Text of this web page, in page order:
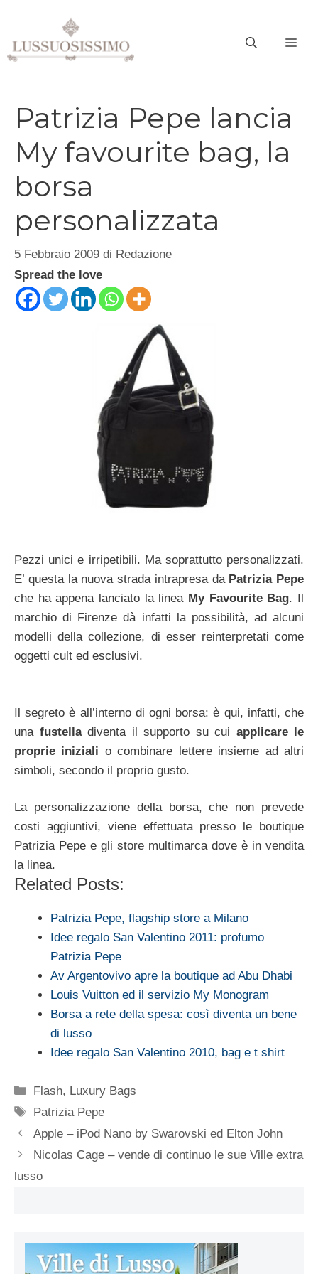
contenuto
Patrizia Pepe lancia
My favourite bag, la
borsa
personalizzata
5 Febbraio 2009 di Redazione
Spread the love
Pezzi unici e irripetibili. Ma soprattutto personalizzati.
E’ questa la nuova strada intrapresa da Patrizia Pepe
che ha appena lanciato la linea My Favourite Bag. Il
marchio di Firenze dà infatti la possibilità, ad alcuni
modelli della collezione, di esser reinterpretati come
oggetti cult ed esclusivi.
Il segreto è all’interno di ogni borsa: è qui, infatti, che
una fustelladiventa il supporto su cui applicare le
proprie iniziali o combinare lettere insieme ad altri
simboli, secondo il proprio gusto.
La personalizzazione della borsa, che non prevede
costi aggiuntivi, viene effettuata presso le boutique
Patrizia Pepe e gli store multimarca dove è in vendita
la linea.
Related Posts:
Patrizia Pepe, flagship store a Milano
Idee regalo San Valentino 2011: profumo
Patrizia Pepe
Av Argentovivo apre la boutique ad Abu Dhabi
Louis Vuitton ed il servizio My Monogram
Borsa a rete della spesa: così diventa un bene
di lusso
Idee regalo San Valentino 2010, bag e t shirt
Categorie
Flash, Luxury Bags
Tag
Patrizia Pepe
Apple – iPod Nano by Swarovski ed Elton John
Nicolas Cage – vende di continuo le sue Ville extra
lusso